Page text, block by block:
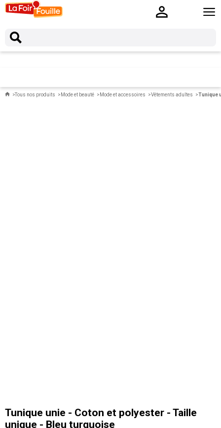
Tous nos produits Mode et beauté Mode et accessoires Vêtements adultes
Tunique unie - Coton et polyester - Taille
unique - Bleu turquoise